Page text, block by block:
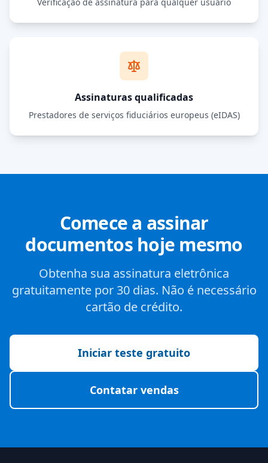
Assinaturas qualificadas
Prestadores de serviços fiduciários europeus (eIDAS)
Comece a assinar
documentos hoje mesmo
Obtenha sua assinatura eletrônica
gratuitamente por 30 dias. Não é necessário
cartão de crédito.
Iniciar teste gratuito
Contatar vendas